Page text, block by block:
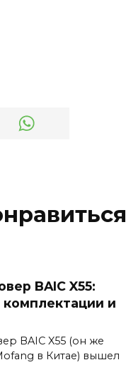
BAIC X55:
и
BAIC X55 (он же
в Китае) вышел